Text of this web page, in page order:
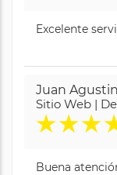
Excelente
Juan
Sitio Web |
★★★
Buena